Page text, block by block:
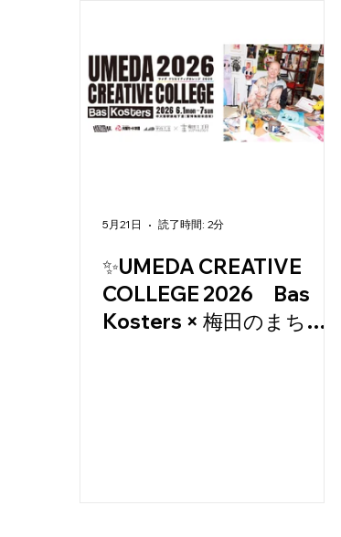
梅田１
丁目エ
リアマ
✨UMEDA CREATIVE
COLLEGE 2026 Bas
Kosters × 梅田のまち
5月21日 読了時間: 2分